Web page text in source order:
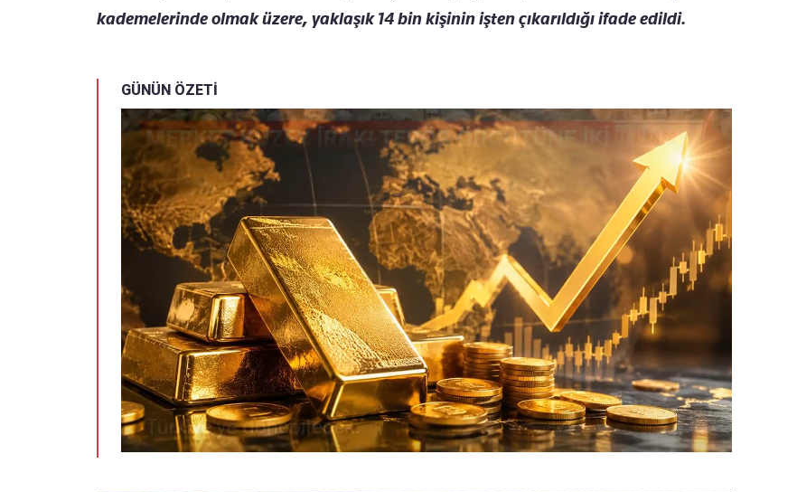
kademelerinde olmak üzere, yaklaşık 14 bin kişinin işten çıkarıldığı ifade edildi.
GÜNÜN ÖZETİ